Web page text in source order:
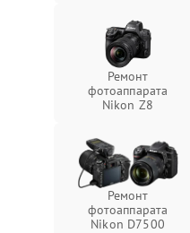
Ремонт
фотоаппарата
Nikon Z8
Ремонт
фотоаппарата
Nikon D7500